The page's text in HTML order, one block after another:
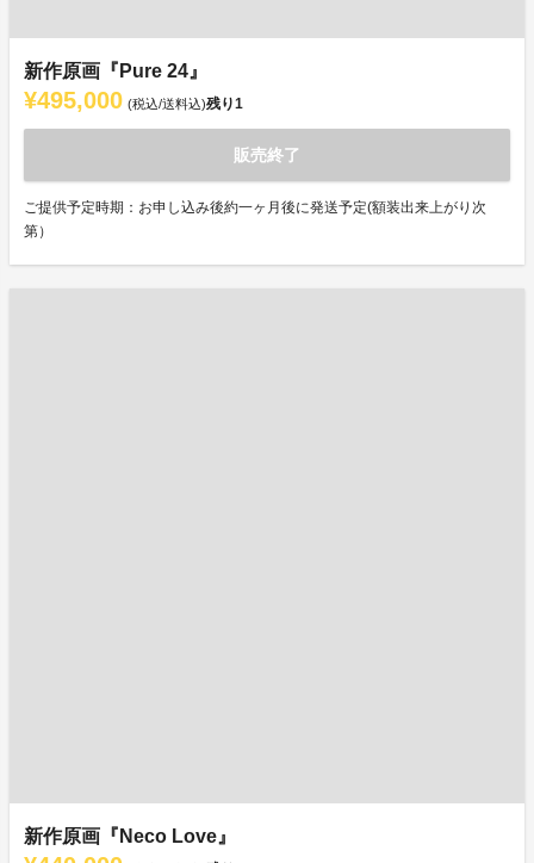
新作原画『Pure 24』
¥495,000 (税込/送料込)残り1
販売終了
ご提供予定時期：お申し込み後約一ヶ月後に発送予定(額装出来上がり次
第）
新作原画『Neco Love』